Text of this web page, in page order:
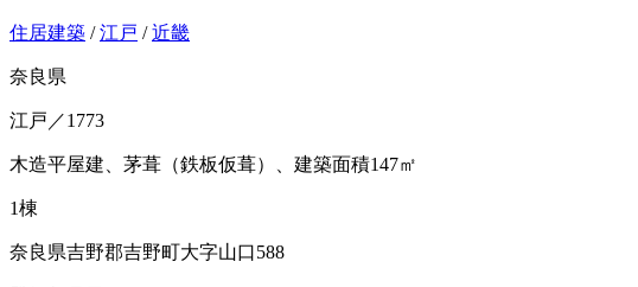
住居建築 /江戸 /近畿
奈良県
江戸／1773
木造平屋建、茅葺（鉄板仮葺）、建築面積147㎡
1棟
奈良県吉野郡吉野町大字山口588